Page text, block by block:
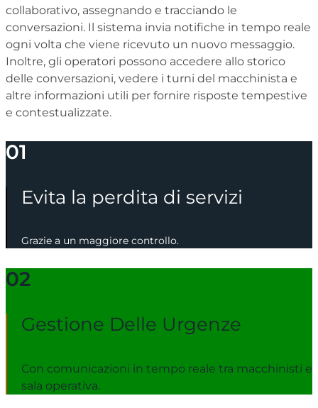
collaborativo, assegnando e tracciando le
conversazioni. Il sistema invia notifiche in tempo reale
ogni volta che viene ricevuto un nuovo messaggio.
Inoltre, gli operatori possono accedere allo storico
delle conversazioni, vedere i turni del macchinista e
altre informazioni utili per fornire risposte tempestive
e contestualizzate.
01
Evita la perdita di servizi
Grazie a un maggiore controllo.
02
Gestione Delle Urgenze
Con comunicazioni in tempo reale tra macchinisti e
sala operativa.